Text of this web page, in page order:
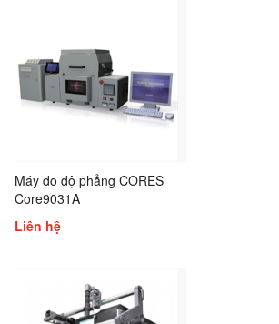
Máy đo độ phẳng CORES
Core9031A
Liên hệ